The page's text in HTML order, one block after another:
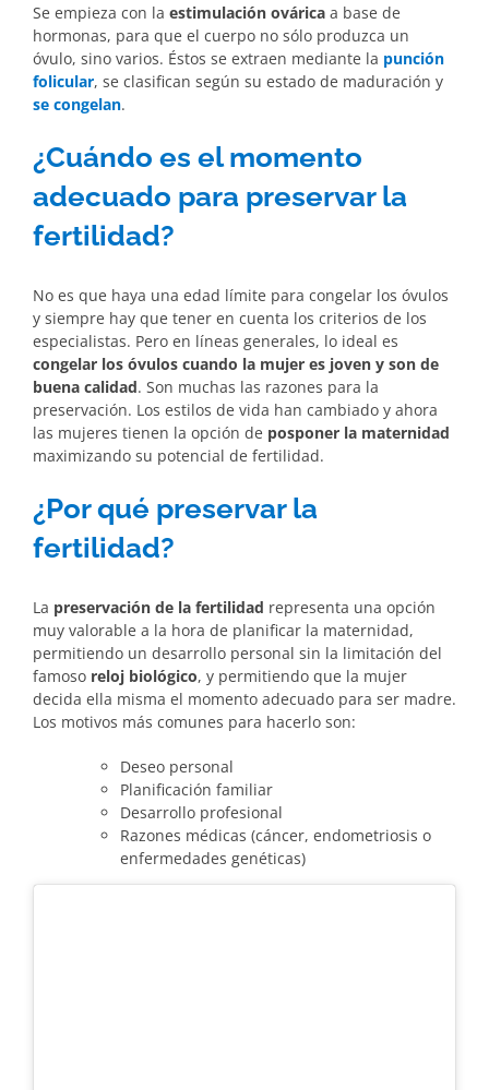
Se empieza con la estimulación ovárica a base de
hormonas, para que el cuerpo no sólo produzca un
óvulo, sino varios. Éstos se extraen mediante la punción
folicular, se clasifican según su estado de maduración y
se congelan.
¿Cuándo es el momento
adecuado para preservar la
fertilidad?
No es que haya una edad límite para congelar los óvulos
y siempre hay que tener en cuenta los criterios de los
especialistas. Pero en líneas generales, lo ideal es
congelar los óvulos cuando la mujer es joven y son de
buena calidad. Son muchas las razones para la
preservación. Los estilos de vida han cambiado y ahora
las mujeres tienen la opción de posponer la maternidad
maximizando su potencial de fertilidad.
¿Por qué preservar la
fertilidad?
La preservación de la fertilidad representa una opción
muy valorable a la hora de planificar la maternidad,
permitiendo un desarrollo personal sin la limitación del
famoso reloj biológico, y permitiendo que la mujer
decida ella misma el momento adecuado para ser madre.
Los motivos más comunes para hacerlo son:
Deseo personal
Planificación familiar
Desarrollo profesional
Razones médicas (cáncer, endometriosis o
enfermedades genéticas)